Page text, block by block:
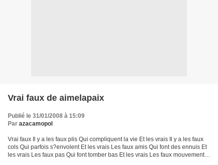
Vrai faux de aimelapaix
Publié le 31/01/2008 à 15:09
Par azacamopol
Vrai faux Il y a les faux plis Qui compliquent la vie Et les vrais Il y a les faux
cols Qui parfois s?envolent Et les vrais Les faux amis Qui font des ennuis Et
les vrais Les faux pas Qui font tomber bas Et les vrais Les faux mouvements